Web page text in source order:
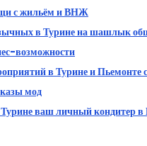
с жильём и ВНЖ
в Турине на шашлык
возможности
в Турине и Пьемонте
мод
Турине ваш личный кондитер